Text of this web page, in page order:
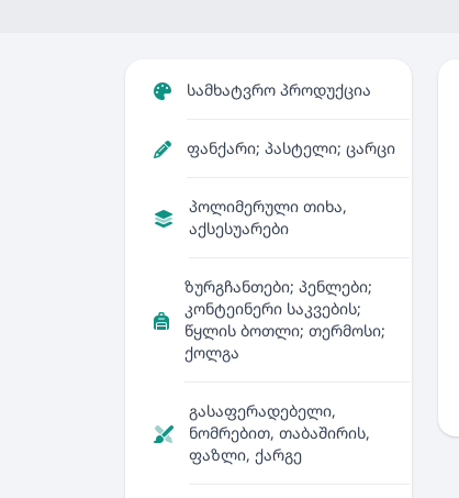
სამხატვრო პროდუქცია
ფანქარი; პასტელი; ცარცი
პოლიმერული თიხა,
აქსესუარები
ზურგჩანთები; პენლები;
კონტეინერი საკვების;
წყლის ბოთლი; თერმოსი;
ქოლგა
გასაფერადებელი,
ნომრებით, თაბაშირის,
ფაზლი, ქარგე